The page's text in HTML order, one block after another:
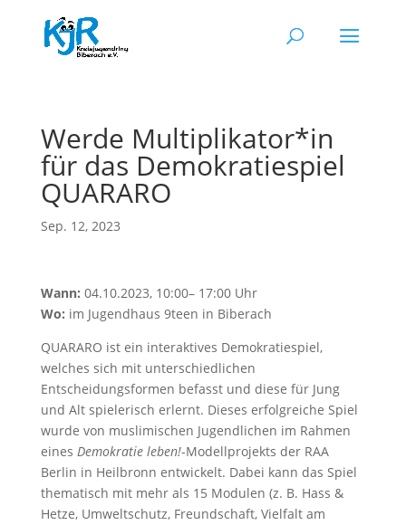
Werde Multiplikator*in
für das Demokratiespiel
QUARARO
Sep. 12, 2023
Wann: 04.10.2023, 10:00–17:00 Uhr
Wo: im Jugendhaus 9teen in Biberach
QUARARO ist ein interaktives Demokratiespiel,
welches sich mit unterschiedlichen
Entscheidungsformen befasst und diese für Jung
und Alt spielerisch erlernt. Dieses erfolgreiche Spiel
wurde von muslimischen Jugendlichen im Rahmen
eines Demokratie leben!-Modellprojekts der RAA
Berlin in Heilbronn entwickelt. Dabei kann das Spiel
thematisch mit mehr als 15 Modulen (z. B. Hass &
Hetze, Umweltschutz, Freundschaft, Vielfalt am